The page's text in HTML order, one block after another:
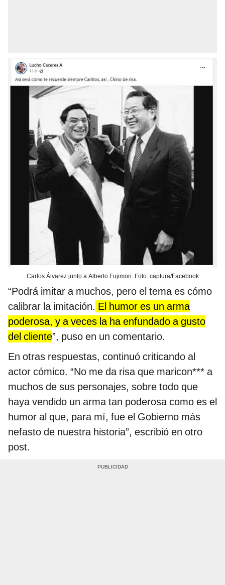
Carlos Álvarez junto a Alberto Fujimori. Foto: captura/Facebook
“Podrá imitar a muchos, pero el tema es cómo
calibrar la imitación. El humor es un arma
poderosa, y a veces la ha enfundado a gusto
del cliente”, puso en un comentario.
En otras respuestas, continuó criticando al
actor cómico. “No me da risa que maricon*** a
muchos de sus personajes, sobre todo que
haya vendido un arma tan poderosa como es el
humor al que, para mí, fue el Gobierno más
nefasto de nuestra historia”, escribió en otro
post.